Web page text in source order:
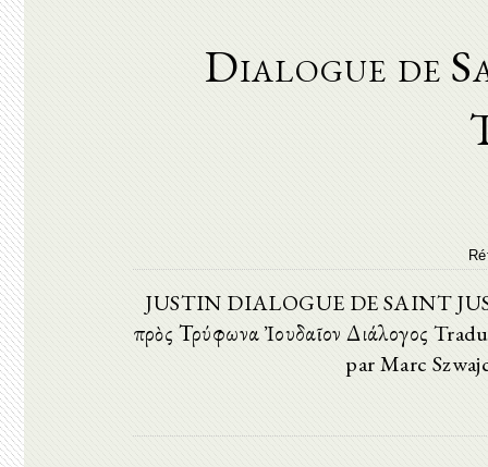
Dialogue de
JUSTIN DIALOGUE DE SAINT
πρὸς Τρύφωνα Ἰουδαῖον Διάλογος
par Marc